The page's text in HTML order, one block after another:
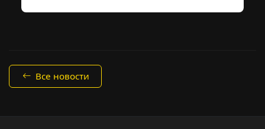
Все новости